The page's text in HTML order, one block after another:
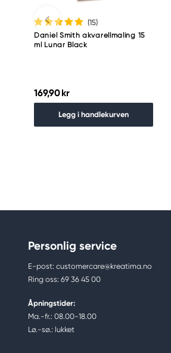
(15)
Daniel Smith akvarellmaling 15
ml Lunar Black
169,90 kr
Legg i handlekurven
Personlig service
E-post: customercare@kreatima.no
Ring oss: 69 36 45 00
Åpningstider:
Ma.-fr.: 08.00-18.00
Lø.-sø.: lukket